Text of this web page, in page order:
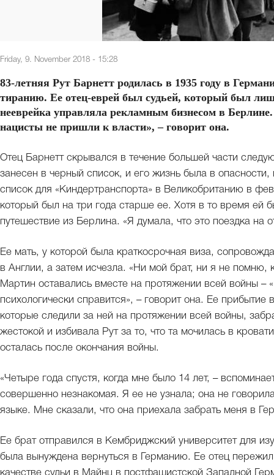
Friday, 9. November 2018 - 15:28
83-летняя Рут Барнетт родилась в 1935 году в
тиранию. Ее отец-еврей был судьей, который был
нееврейка управляла рекламным бизнесом в
нацисты не пришли к власти», – говорит она.
Отец Барнетт скрывался в течение большей части
занесен в черный список, и его жизнь была в
список для «Киндертранспорта» в Великобританию в
который был на три года старше ее. Хотя в то время ей
путешествие из Берлина. «Я думала, что это поездка на
Ее мать, у которой была краткосрочная виза,
в Англии, а затем исчезла. «Ни мой брат, ни я не помню,
Мартин оставались вместе на протяжении всей войны –
психологически справится», – говорит она. Ее
которые следили за ней на протяжении всей войны,
жестокой и избивала Рут за то, что та мочилась в
осталась после окончания войны.
«Четыре года спустя, когда мне было 14 лет, –
совершенно незнакомая. Я ее не узнала; она не
языке. Мне сказали, что она приехала забрать меня в
Ее брат отправился в Кембриджский университет для
была вынуждена вернуться в Германию. Ее отец
качестве судьи в Майнц в постфашистской Западной